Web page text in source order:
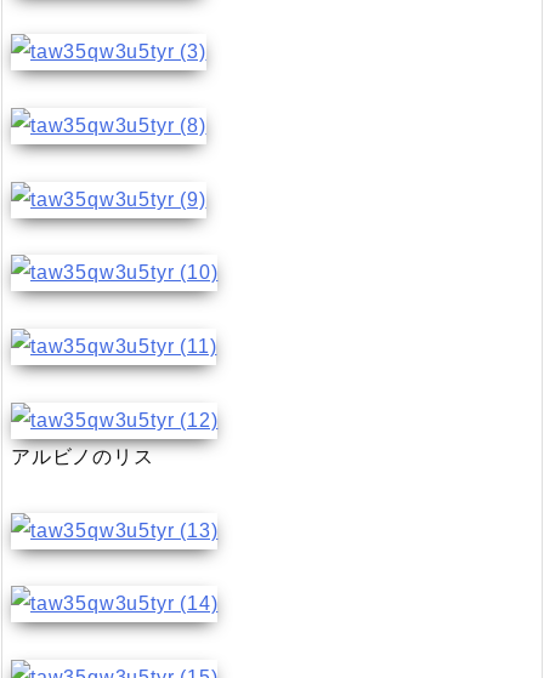
アルビノのリス